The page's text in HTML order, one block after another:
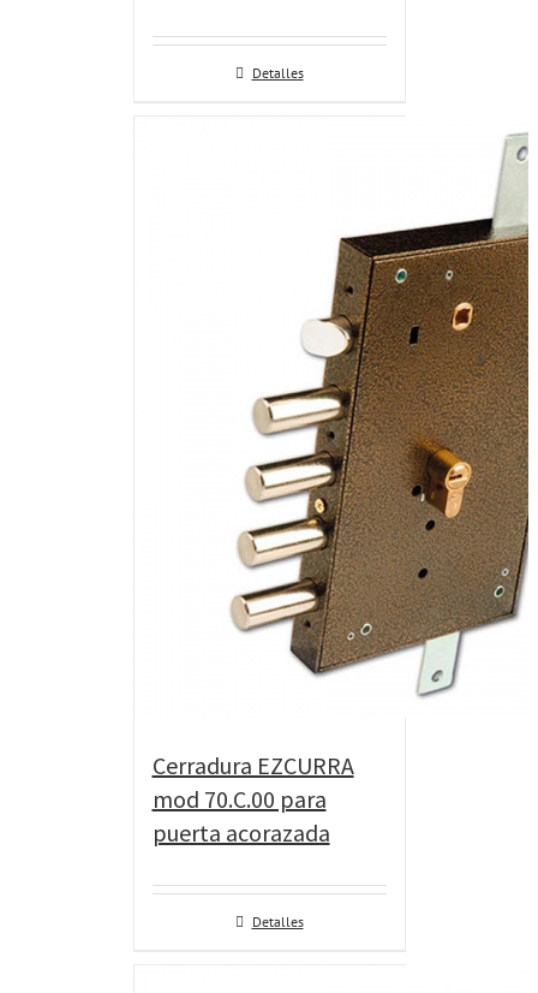
Detalles
Cerradura EZCURRA
mod 70.C.00 para
puerta acorazada
Detalles